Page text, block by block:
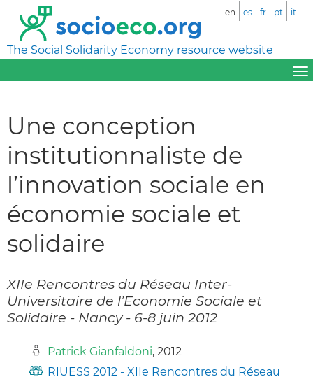
The Social Solidarity Economy resource website
en es fr pt it
Une conception
institutionnaliste de
l’innovation sociale en
économie sociale et
solidaire
XIIe Rencontres du Réseau Inter-
Universitaire de l’Economie Sociale et
Solidaire - Nancy - 6-8 juin 2012
Patrick Gianfaldoni, 2012
RIUESS 2012 - XIIe Rencontres du Réseau